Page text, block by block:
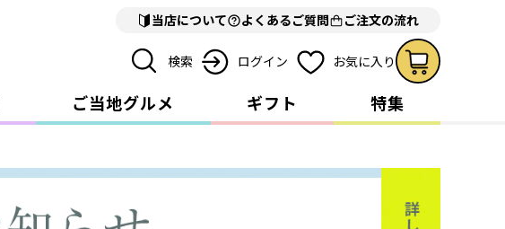
当店について よくあるご質問 ご注文の流れ
検索 ログイン お気に入り
ご当地グルメ ギフト 特集